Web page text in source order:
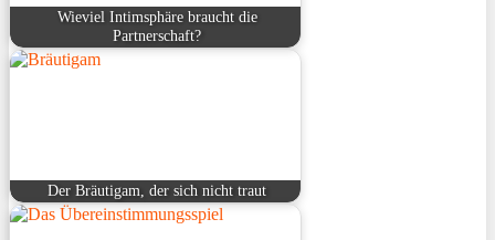
Wieviel Intimsphäre braucht die
Partnerschaft?
Der Bräutigam, der sich nicht traut